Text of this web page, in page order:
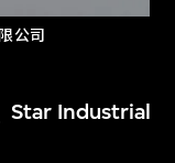
公司
Star Industrial